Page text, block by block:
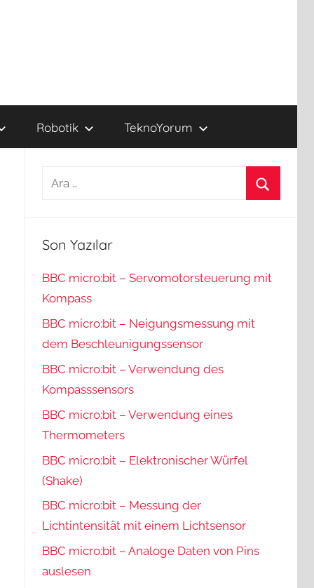
Robotik TeknoYorum
Arama:
Son Yazılar
BBC micro:bit – Servomotorsteuerung mit
Kompass
BBC micro:bit – Neigungsmessung mit
dem Beschleunigungssensor
BBC micro:bit – Verwendung des
Kompasssensors
BBC micro:bit – Verwendung eines
Thermometers
BBC micro:bit – Elektronischer Würfel
(Shake)
BBC micro:bit – Messung der
Lichtintensität mit einem Lichtsensor
BBC micro:bit – Analoge Daten von Pins
auslesen